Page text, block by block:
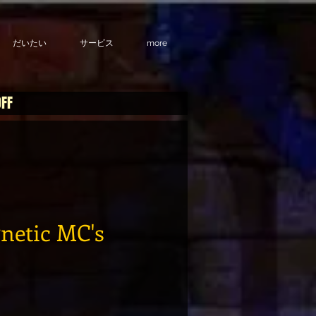
だいたい サービス more
MC's